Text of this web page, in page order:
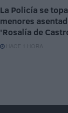
La Policía se
menores
'Rosalía de
HACE 1 HORA